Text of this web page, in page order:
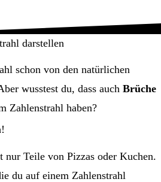
darstellen
schon von den natürlichen
wusstest du, dass auch Brüche
Zahlenstrahl haben?
nur Teile von Pizzas oder Kuchen.
du auf einem Zahlenstrahl